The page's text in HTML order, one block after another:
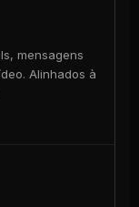
mensagens
Alinhados à